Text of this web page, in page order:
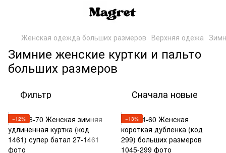
Женская одежда больших размеров Верхняя одежа
Зимние женские куртки и пальто
больших размеров
Фильтр Сначала новые
−12% −13%